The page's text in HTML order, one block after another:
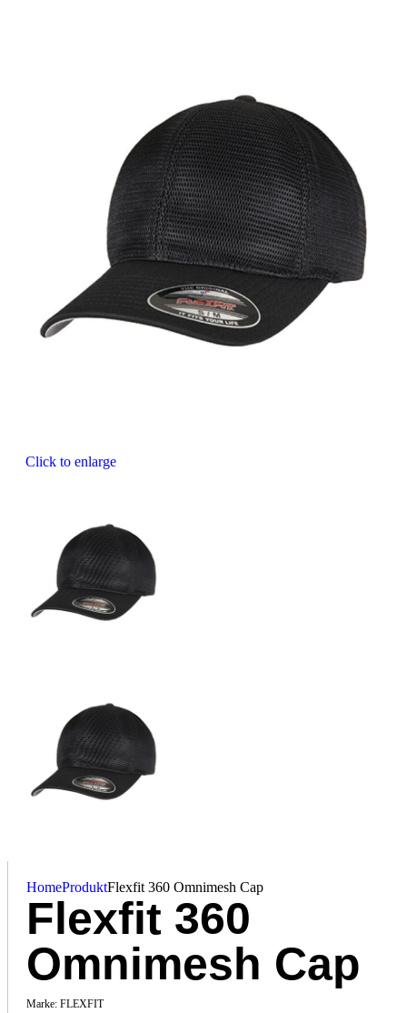
Click to enlarge
HomeProduktFlexfit 360 Omnimesh Cap
Flexfit 360
Omnimesh Cap
Marke: FLEXFIT